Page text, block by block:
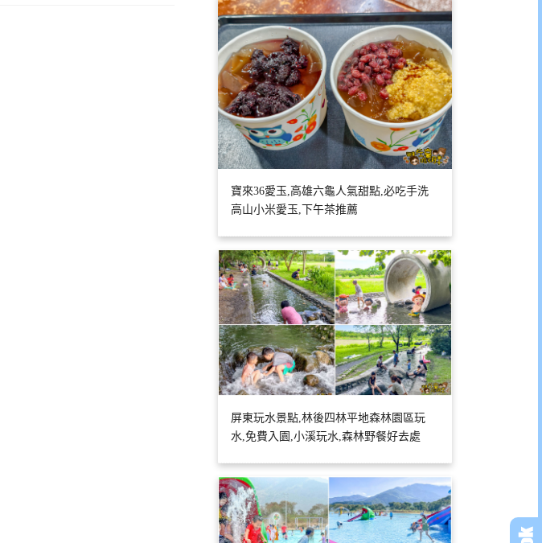
寶來36愛玉,高雄六龜人氣甜點,必吃手洗
高山小米愛玉,下午茶推薦
屏東玩水景點,林後四林平地森林園區玩
水,免費入園,小溪玩水,森林野餐好去處